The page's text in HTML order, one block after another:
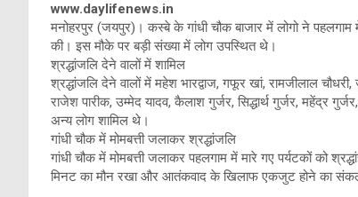
www.daylifenews.in
मनोहरपुर (जयपुर)। कस्बे के गांधी चौक बाजार में लोगो ने
की। इस मौके पर बड़ी संख्या में लोग उपस्थित थे।
श्रद्धांजलि देने वालों में शामिल
श्रद्धांजलि देने वालों में महेश भारद्वाज, गफूर खां, रामजीलाल
राजेश पारीक, उम्मेद यादव, कैलाश गुर्जर, सिद्धार्थ गुर्जर, महेंद्र
अन्य लोग शामिल थे।
गांधी चौक में मोमबत्ती जलाकर श्रद्धांजलि
गांधी चौक में मोमबत्ती जलाकर पहलगाम में मारे गए पर्यटकों को
मिनट का मौन रखा और आतंकवाद के खिलाफ एकजुट होने का